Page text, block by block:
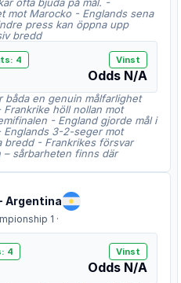
mot Marocko - Englands sena
press kan öppna upp
bredd
: 4 Vinst
Odds N/A
båda en genuin målfarlighet
höll nollan mot
- England gjorde mål i
3-2-seger mot
bredd - Frankrikes försvar
– sårbarheten finns där
Argentina
1 ·
: 4 Vinst
Odds N/A